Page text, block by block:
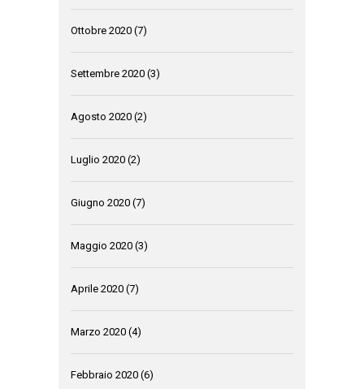
Ottobre 2020 (7)
Settembre 2020 (3)
Agosto 2020 (2)
Luglio 2020 (2)
Giugno 2020 (7)
Maggio 2020 (3)
Aprile 2020 (7)
Marzo 2020 (4)
Febbraio 2020 (6)